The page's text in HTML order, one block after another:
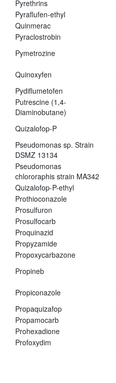
Pyrethrins
Pyraflufen-ethyl
Quinmerac
Pyraclostrobin
Pymetrozine
Quinoxyfen
Pydiflumetofen
Putrescine (1,4-
Diaminobutane)
Quizalofop-P
Pseudomonas sp. Strain
DSMZ 13134
Pseudomonas
chlororaphis strain MA342
Quizalofop-P-ethyl
Prothioconazole
Prosulfuron
Prosulfocarb
Proquinazid
Propyzamide
Propoxycarbazone
Propineb
Propiconazole
Propaquizafop
Propamocarb
Prohexadione
Profoxydim